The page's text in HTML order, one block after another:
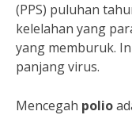
(PPS) puluhan
kelelahan yang
yang memburuk.
panjang virus.
Mencegah polio